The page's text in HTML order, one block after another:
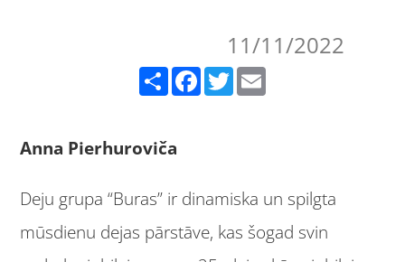
11/11/2022
Facebook Twitter
Anna Pierhuroviča
Deju grupa “Buras” ir dinamiska un spilgta
mūsdienu dejas pārstāve, kas šogad svin